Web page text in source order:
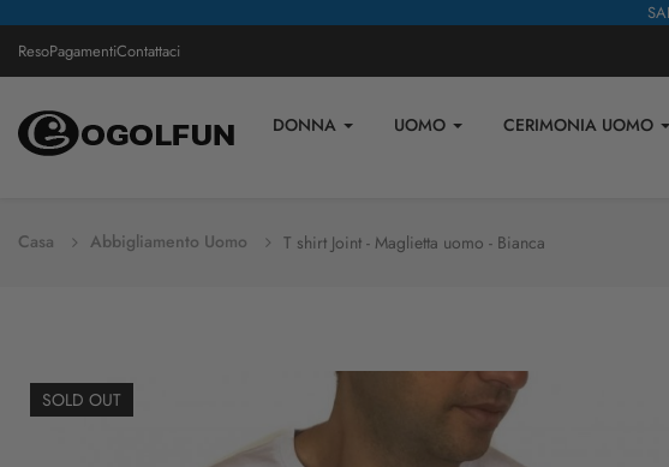
ResoPagamentiContattaci
DONNA UOMO CERIMONIA UOMO
Casa Abbigliamento Uomo T shirt Joint - Maglietta uomo - Bianca
SOLD OUT